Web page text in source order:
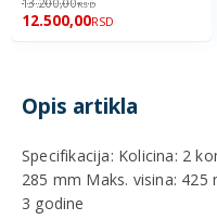
RSD
12.500,00RSD
Opis artikla
Specifikacija: Kolicina: 2
285 mm Maks. visina:
3 godine